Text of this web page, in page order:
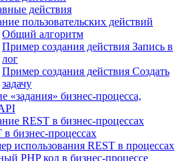
действия
пользовательских действий
Общий алгоритм
Пример создания действия Запись в
лог
Пример создания действия Создать
задачу
«задания» бизнес-процесса,
REST в бизнес-процессах
в бизнес-процессах
использования REST в процессах
PHP код в бизнес-процессе